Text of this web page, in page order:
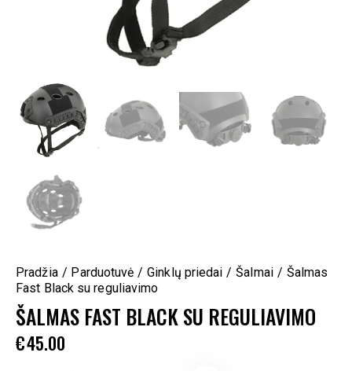
Pradžia Parduotuvė Ginklų priedai Šalmai
Šalmas
Fast Black su reguliavimo
ŠALMAS FAST BLACK SU REGULIAVIMO
€45.00